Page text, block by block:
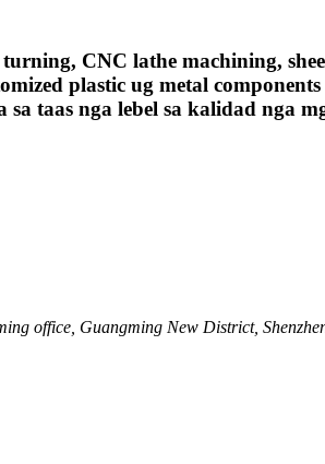
CNC lathe machining,
plastic ug metal
taas nga lebel sa kalidad nga
office, Guangming New District,